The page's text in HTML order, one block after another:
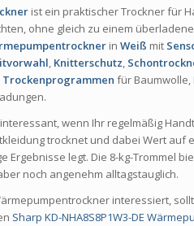
ist ein praktischer Trockner für
ohne gleich zu einem
inWeiß mit
, Knitterschutz,
Trockenprogrammen für
wenn Ihr regelmäßig
trocknet und dabei Wert auf
legt. Die 8-kg-Trommel
noch angenehm alltagstauglich.
interessiert,
Sharp KD-NHA8S8P1W3-DE